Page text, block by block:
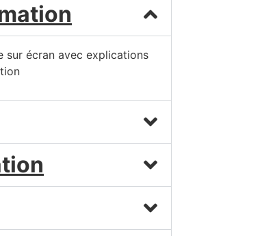
sur écran avec explications